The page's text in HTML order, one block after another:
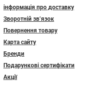
інформація про доставку
Зворотній зв’язок
Повернення товару
Карта сайту
Бренди
Подарункові сертифікати
Акції